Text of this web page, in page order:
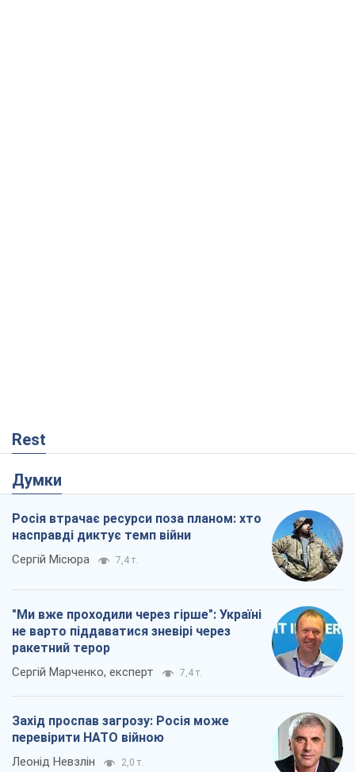
Rest
Думки
Росія втрачає ресурси поза планом: хто
насправді диктує темп війни
Сергій Місюра 7,4 т.
"Ми вже проходили через гірше": Україні
не варто піддаватися зневірі через
ракетний терор
Сергій Марченко, експерт 7,4 т.
Захід проспав загрозу: Росія може
перевірити НАТО війною
Леонід Невзлін 2,0 т.